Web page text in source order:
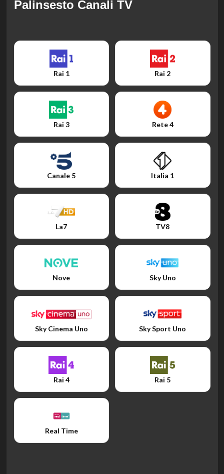
Palinsesto Canali TV
Rai 1 Rai 2
Rai 3 Rete 4
Canale 5 Italia 1
La7 TV8
Nove Sky Uno
Sky Cinema Uno Sky Sport Uno
Rai 4 Rai 5
Real Time